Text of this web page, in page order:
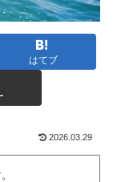
はてブ
2026.03.29